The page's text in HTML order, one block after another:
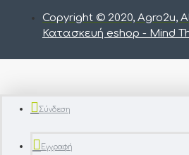
Copyright © 2020, Agro2u,
Κατασκευή eshop - Mind
Σύνδεση
Εγγραφή